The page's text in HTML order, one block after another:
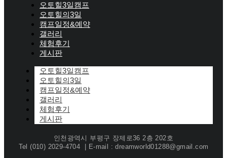
오토힐3일캠프
오토힐의3일
캠프일정&예약
갤러리
체험후기
게시판
오토힐3일캠프
오토힐의3일
캠프일정&예약
갤러리
체험후기
게시판
인천광역시 부평구 장제로36 2층 202호
Tel (010) 2029-4704 | E-mail : dreamworld01288@gmail.com